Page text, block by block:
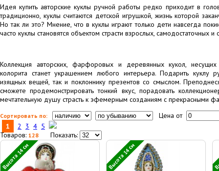
Идея купить авторские куклы ручной работы редко приходит в
традиционно, куклы считаются детской игрушкой, жизнь которой
Но так ли это? Мнение, что в куклы играют только дети навсегда
часто куклы становятся объектом страсти взрослых, самодостаточных
Коллекция авторских, фарфоровых и деревянных кукол,
колорита станет украшением любого интерьера. Подарить куклу
изящных вещей, так и поклоннику презентов со смыслом.
сможете продемонстрировать тонкий вкус, порадовать
мечтательную душу страсть к эфемерным созданиям с прекрасными
Сортировать по:
Цена от
1
2 3 4 5
Товаров: 128 Показать:
Высота 14 см Высота 14 см